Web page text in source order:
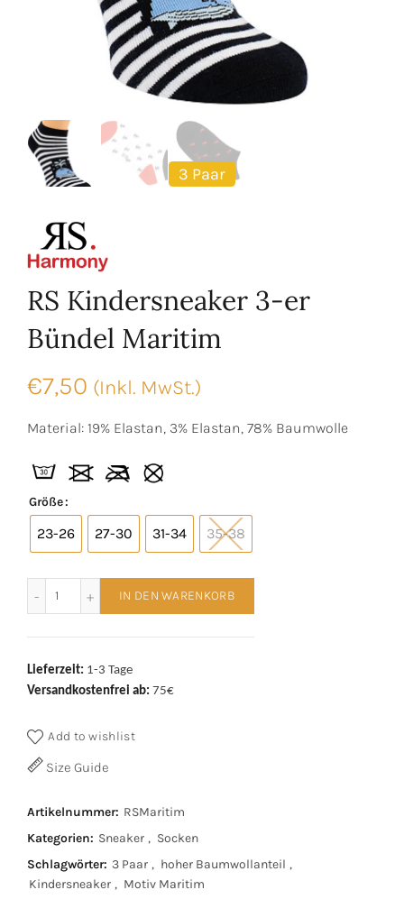
3 Paar
RS Kindersneaker 3-er
Bündel Maritim
€7,50 (Inkl. MwSt.)
Material: 19% Elastan, 3% Elastan, 78% Baumwolle
Größe
23-26 27-30 31-34 35-38
IN DEN WARENKORB
Lieferzeit: 1-3 Tage
Versandkostenfrei ab: 75€
Add to wishlist
Size Guide
Artikelnummer: RSMaritim
Kategorien: Sneaker , Socken
Schlagwörter: 3 Paar , hoher Baumwollanteil ,
Kindersneaker , Motiv Maritim